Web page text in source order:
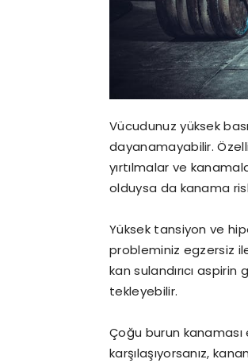
Vücudunuz yüksek
dayanamayabilir.
yırtılmalar ve
olduysa da kanama
Yüksek tansiyon ve
probleminiz egzersiz
kan sulandırıcı
tekleyebilir.
Çoğu burun
karşılaşıyorsanız,